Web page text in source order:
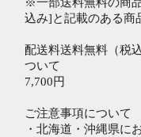
※一部送料無料の商
込み]と記載のある商
配送料送料無料（税
ついて
7,700円
ご注意事項について
・北海道・沖縄県に